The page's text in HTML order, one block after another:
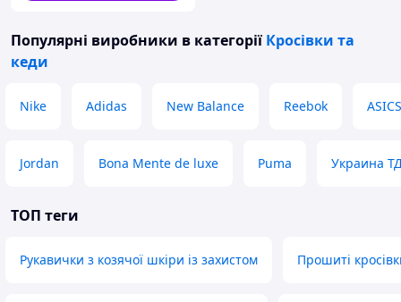
Популярні виробники в категорії Кросівки та
кеди
Nike Adidas New Balance Reebok ASICS
Jordan Bona Mente de luxe Puma Украина
ТОП теги
Рукавички з козячої шкіри із захистом Прошиті